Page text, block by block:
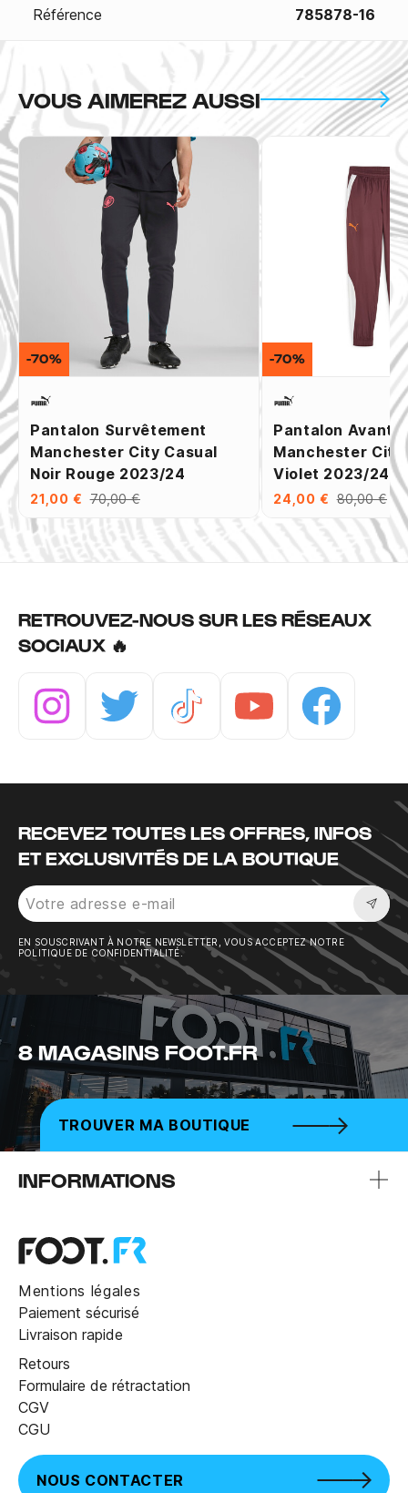
Référence 785878-16
VOUS AIMEREZ AUSSI
Pantalon Survêtement
Manchester City Casual
Noir Rouge 2023/24
21,00 € 70,00 €
-70%
Pantalon Avant
Manchester City
Violet 2023/24
24,00 € 80,00 €
-70%
RETROUVEZ-NOUS SUR LES RÉSEAUX
SOCIAUX 🔥
RECEVEZ TOUTES LES OFFRES, INFOS
ET EXCLUSIVITÉS DE LA BOUTIQUE
EN SOUSCRIVANT À NOTRE NEWSLETTER, VOUS ACCEPTEZ NOTRE
POLITIQUE DE CONFIDENTIALITÉ.
8 MAGASINS FOOT.FR
TROUVER MA BOUTIQUE
INFORMATIONS
Mentions légales
Paiement sécurisé
Livraison rapide
Retours
Formulaire de rétractation
CGV
CGU
NOUS CONTACTER